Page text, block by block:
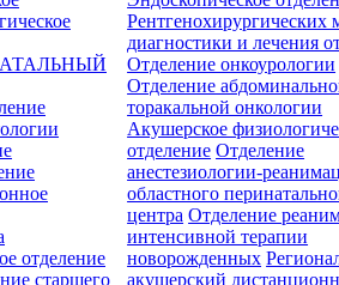
Рентгенохирургических
диагностики и лечения
Отделение онкоурологии
Отделение
торакальной онкологии
Акушерское
отделение Отделение
анестезиологии-
областного
центра Отделение
интенсивной терапии
новорожденных
акушерский
отделение
старшего